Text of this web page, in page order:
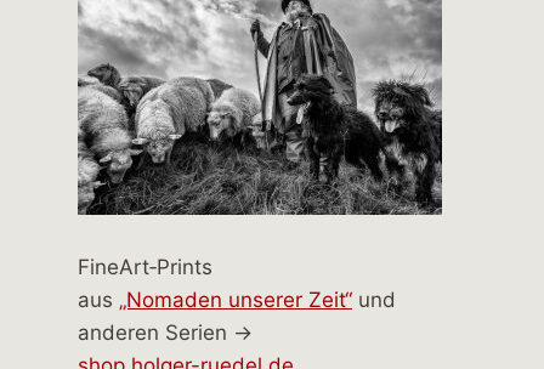
FineArt‑Prints
aus „Nomaden unserer Zeit“ und
anderen Serien →